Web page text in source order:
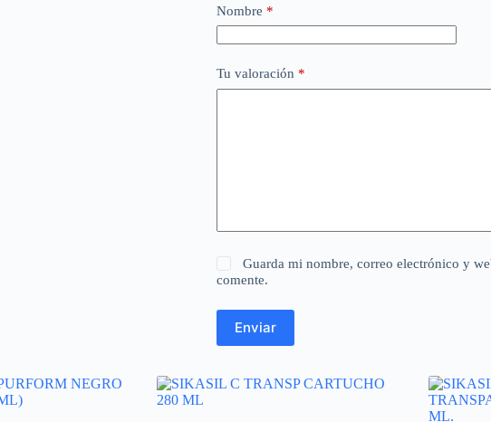
Nombre *
Tu valoración *
Guarda mi nombre, correo electrónico y
comente.
Enviar